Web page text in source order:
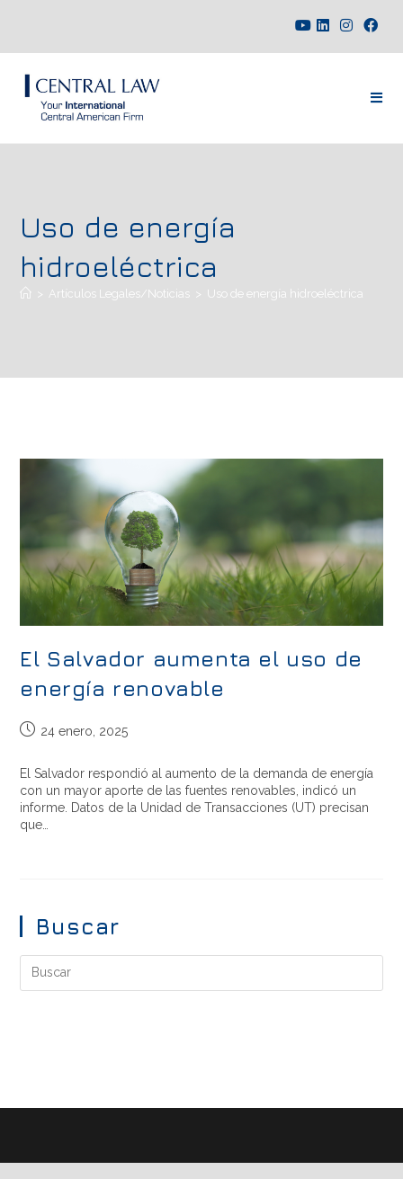
Uso de energía
hidroeléctrica
> Artículos Legales/Noticias > Uso de energía hidroeléctrica
El Salvador aumenta el uso de
energía renovable
24 enero, 2025
El Salvador respondió al aumento de la demanda de energía
con un mayor aporte de las fuentes renovables, indicó un
informe. Datos de la Unidad de Transacciones (UT) precisan
que…
Buscar